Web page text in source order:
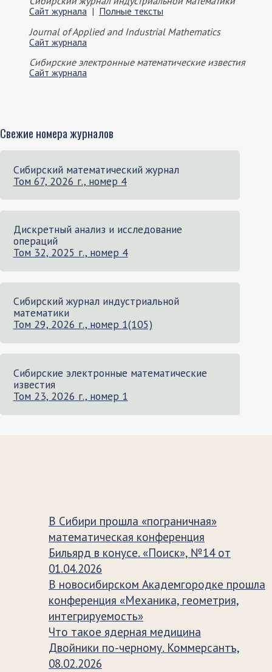
Сайт журнала | Полные тексты
Journal of Applied and Industrial Mathematics
Сайт журнала
Сибирские электронные математические известия
Сайт журнала
Свежие номера журналов
Сибирский математический журнал
Том 67, 2026 г., номер 4
Дискретный анализ и исследование
операций
Том 32, 2025 г., номер 4
Сибирский журнал индустриальной
математики
Том 29, 2026 г., номер 1(105)
Сибирские электронные математические
известия
Том 23, 2026 г., номер 1
В Сибири прошла «пограничная»
математическая конференция
Бильярд в конусе. «Поиск», №14 от
01.04.2026
В новосибирском Академгородке прошла
конференция «Механика, геометрия,
интегрируемость»
Что такое ядерная медицина
Двойники по-черному. Коммерсантъ,
08.02.2026